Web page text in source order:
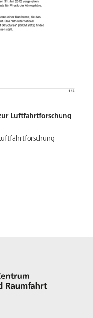
Luftfahrtforschung